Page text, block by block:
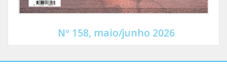
Nº 158, maio/junho 2026